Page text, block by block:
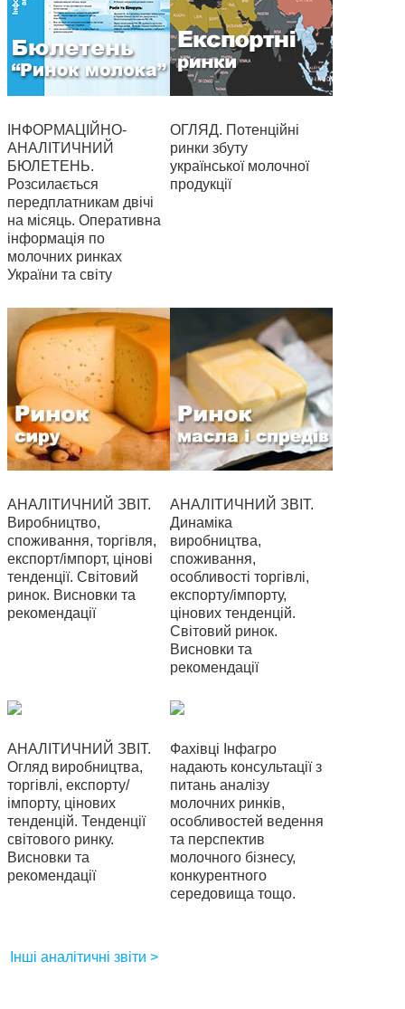
ІНФОРМАЦІЙНО-
АНАЛІТИЧНИЙ
БЮЛЕТЕНЬ.
Розсилається
передплатникам двічі
на місяць. Оперативна
інформація по
молочних ринках
України та світу
ОГЛЯД. Потенційні
ринки збуту
української молочної
продукції
АНАЛІТИЧНИЙ ЗВІТ.
Виробництво,
споживання, торгівля,
експорт/імпорт, цінові
тенденції. Світовий
ринок. Висновки та
рекомендації
АНАЛІТИЧНИЙ ЗВІТ.
Динаміка
виробництва,
споживання,
особливості торгівлі,
експорту/імпорту,
цінових тенденцій.
Світовий ринок.
Висновки та
рекомендації
АНАЛІТИЧНИЙ ЗВІТ.
Огляд виробництва,
торгівлі, експорту/
імпорту, цінових
тенденцій. Тенденції
світового ринку.
Висновки та
рекомендації
Фахівці Інфагро
надають консультації з
питань аналізу
молочних ринків,
особливостей ведення
та перспектив
молочного бізнесу,
конкурентного
середовища тощо.
Інші аналітичні звіти >